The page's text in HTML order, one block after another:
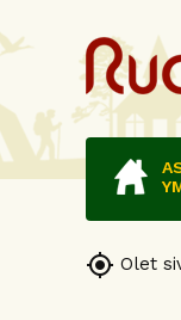
 Olet